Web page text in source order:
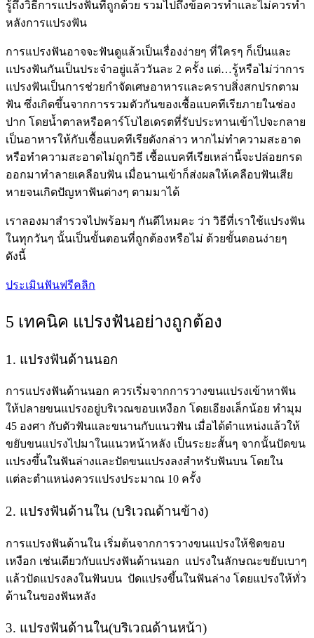
รู้ถึงวิธีการแปรงฟันที่ถูกด้วย รวมไปถึงข้อควรทำและไม่ควรทำ
หลังการแปรงฟัน
การแปรงฟันอาจจะฟันดูแล้วเป็นเรื่องง่ายๆ ที่ใครๆ ก็เป็นและ
แปรงฟันกันเป็นประจำอยู่แล้ววันละ 2 ครั้ง แต่…รู้หรือไม่ว่าการ
แปรงฟันเป็นการช่วยกำจัดเศษอาหารและคราบสิ่งสกปรกตาม
ฟัน ซึ่งเกิดขึ้นจากการรวมตัวกันของเชื้อแบคทีเรียภายในช่อง
ปาก โดยน้ำตาลหรือคาร์โบไฮเดรตที่รับประทานเข้าไปจะกลาย
เป็นอาหารให้กับเชื้อแบคทีเรียดังกล่าว หากไม่ทำความสะอาด
หรือทำความสะอาดไม่ถูกวิธี เชื้อแบคทีเรียเหล่านี้จะปล่อยกรด
ออกมาทำลายเคลือบฟัน เมื่อนานเข้าก็ส่งผลให้เคลือบฟันเสีย
หายจนเกิดปัญหาฟันต่างๆ ตามมาได้
เราลองมาสำรวจไปพร้อมๆ กันดีไหมคะ ว่า วิธีที่เราใช้แปรงฟัน
ในทุกวันๆ นั้นเป็นขั้นตอนที่ถูกต้องหรือไม่ ด้วยขั้นตอนง่ายๆ
ดังนี้
ประเมินฟันฟรีคลิก
5 เทคนิค แปรงฟันอย่างถูกต้อง
1. แปรงฟันด้านนอก
การแปรงฟันด้านนอก ควรเริ่มจากการวางขนแปรงเข้าหาฟัน
ให้ปลายขนแปรงอยู่บริเวณขอบเหงือก โดยเอียงเล็กน้อย ทำมุม
45 องศา กับตัวฟันและขนานกับแนวฟัน เมื่อได้ตำแหน่งแล้วให้
ขยับขนแปรงไปมาในแนวหน้าหลัง เป็นระยะสั้นๆ จากนั้นปัดขน
แปรงขึ้นในฟันล่างและปัดขนแปรงลงสำหรับฟันบน โดยใน
แต่ละตำแหน่งควรแปรงประมาณ 10 ครั้ง
2. แปรงฟันด้านใน (บริเวณด้านข้าง)
การแปรงฟันด้านใน เริ่มต้นจากการวางขนแปรงให้ชิดขอบ
เหงือก เช่นเดียวกับแปรงฟันด้านนอก แปรงในลักษณะขยับเบาๆ
แล้วปัดแปรงลงในฟันบน ปัดแปรงขึ้นในฟันล่าง โดยแปรงให้ทั่ว
ด้านในของฟันหลัง
3. แปรงฟันด้านใน(บริเวณด้านหน้า)